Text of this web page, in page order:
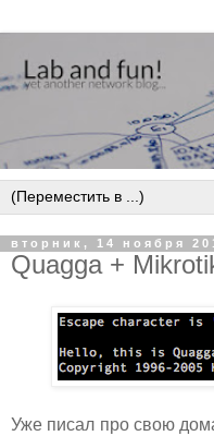
вторник, 14 ноября
Quagga +
Уже писал про свою